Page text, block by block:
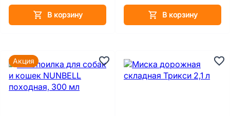
В корзину В корзину
Акция